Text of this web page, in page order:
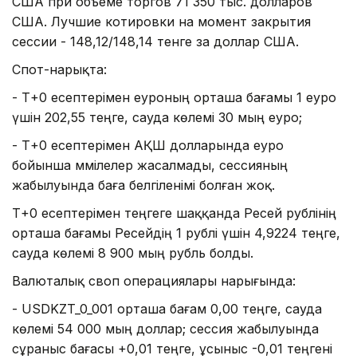
США. Лучшие котировки на момент закрытия
сессии - 148,12/148,14 тенге за доллар США.
Спот-нарықта:
- Т+0 есептерімен еуроның орташа бағамы 1 еуро
үшін 202,55 теңге, сауда көлемі 30 мың еуро;
- Т+0 есептерімен АҚШ долларында еуро
бойынша мәмілелер жасалмады, сессияның
жабылуында баға белгіленімі болған жоқ.
Т+0 есептерімен теңгеге шаққанда Ресей рублінің
орташа бағамы Ресейдің 1 рублі үшін 4,9224 теңге,
сауда көлемі 8 900 мың рубль болды.
Валюталық своп операциялары нарығында:
- USDKZT_0_001 орташа бағам 0,00 теңге, сауда
көлемі 54 000 мың доллар; сессия жабылуында
сұраныс бағасы +0,01 теңге, ұсыныс -0,01 теңгені